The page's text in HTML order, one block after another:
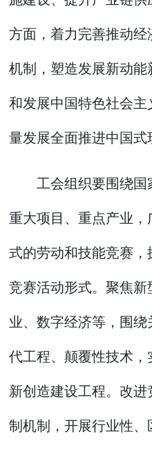
方面，着力完善推动
机制，塑造发展新动
和发展中国特色社会
量发展全面推进中国式
工会组织要围绕国
重大项目、重点产业
式的劳动和技能竞赛
竞赛活动形式。聚焦
业、数字经济等，围
代工程、颠覆性技术
新创造建设工程。改
制机制，开展行业性、